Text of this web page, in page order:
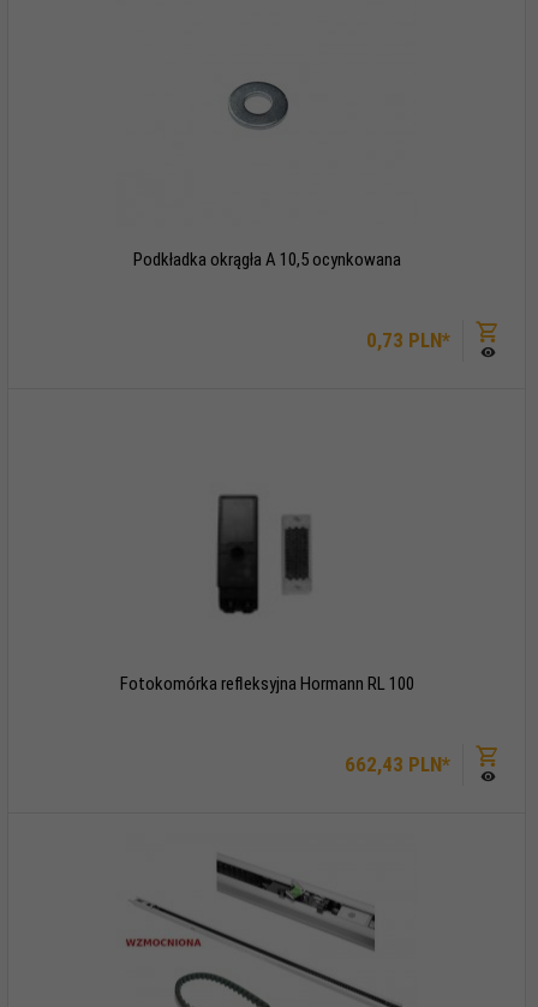
0,73 PLN*
Podkładka okrągła A 10,5 ocynkowana
662,43 PLN*
Fotokomórka refleksyjna Hormann RL 100